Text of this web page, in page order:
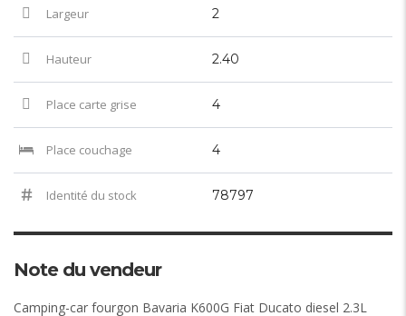
Largeur 2
Hauteur 2.40
Place carte grise 4
Place couchage 4
Identité du stock 78797
Note du vendeur
Camping-car fourgon Bavaria K600G Fiat Ducato diesel 2.3L